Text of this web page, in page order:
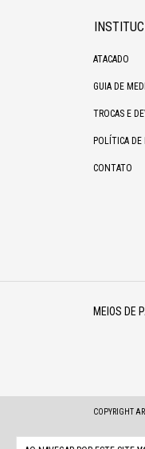
ATACADO
GUIA DE
TROCAS E
POLÍTICA DE
CONTATO
MEIOS DE
COPYRIGHT